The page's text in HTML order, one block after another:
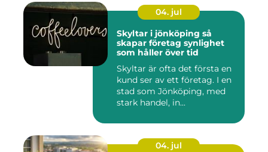
04. jul
Skyltar i jönköping så
skapar företag synlighet
som håller över tid
Skyltar är ofta det första en
kund ser av ett företag. I en
stad som Jönköping, med
stark handel, in...
04. jul